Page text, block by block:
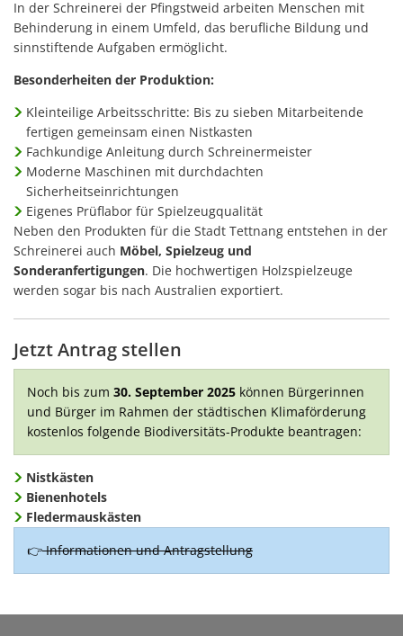
In der Schreinerei der Pfingstweid arbeiten Menschen mit
Behinderung in einem Umfeld, das berufliche Bildung und
sinnstiftende Aufgaben ermöglicht.
Besonderheiten der Produktion:
Kleinteilige Arbeitsschritte: Bis zu sieben Mitarbeitende
fertigen gemeinsam einen Nistkasten
Fachkundige Anleitung durch Schreinermeister
Moderne Maschinen mit durchdachten
Sicherheitseinrichtungen
Eigenes Prüflabor für Spielzeugqualität
Neben den Produkten für die Stadt Tettnang entstehen in der
Schreinerei auch Möbel, Spielzeug und
Sonderanfertigungen. Die hochwertigen Holzspielzeuge
werden sogar bis nach Australien exportiert.
Jetzt Antrag stellen
Noch bis zum 30. September 2025 können Bürgerinnen
und Bürger im Rahmen der städtischen Klimaförderung
kostenlos folgende Biodiversitäts-Produkte beantragen:
Nistkästen
Bienenhotels
Fledermauskästen
👉Informationen und Antragstellung